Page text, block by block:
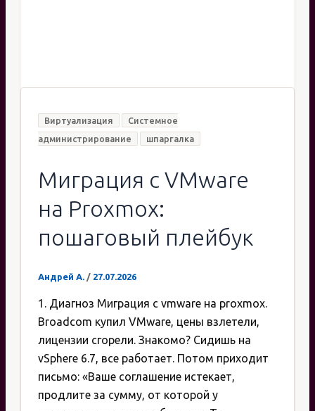
Виртуализация
Системное
администрирование
шпаргалка
Миграция с VMware
на Proxmox:
пошаговый плейбук
Андрей А. / 27.07.2026
1. Диагноз Миграция с vmware на proxmox.
Broadcom купил VMware, цены взлетели,
лицензии сгорели. Знакомо? Сидишь на
vSphere 6.7, все работает. Потом приходит
письмо: «Ваше соглашение истекает,
продлите за сумму, от которой у